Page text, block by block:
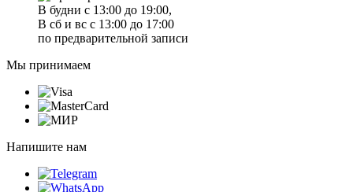
В будни с 13:00 до 19:00,
В сб и вс с 13:00 до 17:00
по предварительной записи
Мы принимаем
Напишите нам